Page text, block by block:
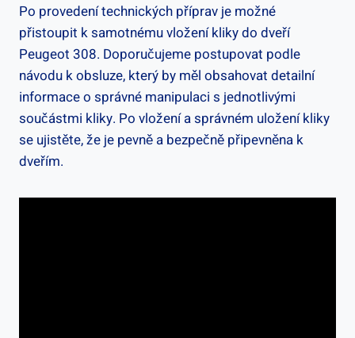
Po provedení technických příprav je ⁢možné
přistoupit k‍ samotnému vložení kliky do dveří
Peugeot 308. Doporučujeme postupovat podle
návodu ‌k obsluze, který by měl obsahovat detailní
informace o ​správné manipulaci s jednotlivými
součástmi kliky. Po vložení a správném uložení kliky
se ujistěte, že je‍ pevně a bezpečně‌ připevněna k⁣
dveřím.